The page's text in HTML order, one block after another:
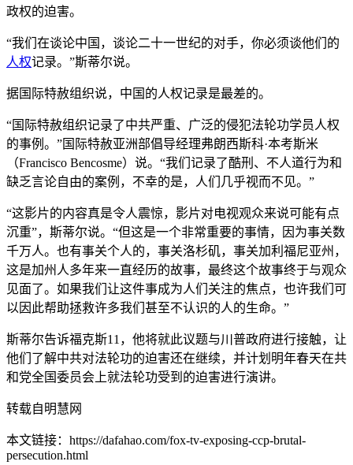
政权的迫害。
“我们在谈论中国，谈论二十一世纪的对手，你必须谈他们的
人权记录。”斯蒂尔说。
据国际特赦组织说，中国的人权记录是最差的。
“国际特赦组织记录了中共严重、广泛的侵犯法轮功学员人权
的事例。”国际特赦亚洲部倡导经理弗朗西斯科·本考斯米
（Francisco Bencosme）说。“我们记录了酷刑、不人道行为和
缺乏言论自由的案例，不幸的是，人们几乎视而不见。”
“这影片的内容真是令人震惊，影片对电视观众来说可能有点
沉重”，斯蒂尔说。“但这是一个非常重要的事情，因为事关数
千万人。也有事关个人的，事关洛杉矶，事关加利福尼亚州，
这是加州人多年来一直经历的故事，最终这个故事终于与观众
见面了。如果我们让这件事成为人们关注的焦点，也许我们可
以因此帮助拯救许多我们甚至不认识的人的生命。”
斯蒂尔告诉福克斯11，他将就此议题与川普政府进行接触，让
他们了解中共对法轮功的迫害还在继续，并计划明年春天在共
和党全国委员会上就法轮功受到的迫害进行演讲。
转载自明慧网
本文链接：https://dafahao.com/fox-tv-exposing-ccp-brutal-
persecution.html